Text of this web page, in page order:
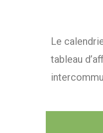
Le
tableau